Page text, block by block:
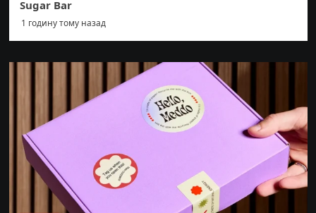
Sugar Bar
1 годину тому назад